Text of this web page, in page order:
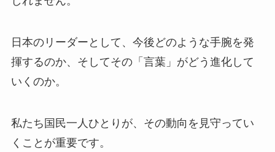
日本のリーダーとして、今後どのような手腕を発
揮するのか、そしてその「言葉」がどう進化して
いくのか。
私たち国民一人ひとりが、その動向を見守ってい
くことが重要です。